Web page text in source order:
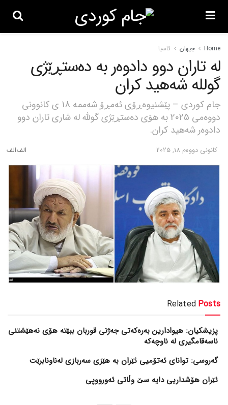
Home جیهان ئاسیا
لە تاران دوو دادوەر بە دەستڕێژی
گوللە شەهید کران
جام کوردی – پێشنیوەڕۆی ئەمڕۆ شەممە 18 ی کانوونی
دووەمی 2025 بە هۆی دەستڕێژی گوللە لە شاری تاران دوو
دادوەر شەهید کران.
كانونی دووه‌م 18, 2025
Related Posts
پزیشکیان: هیوادارین بەرەکەتی جەژنی قوربان ببێتە هۆی نەهێشتنی
ناسەقامگیری لە ناوچەکە
گەروسی: توانای ئەتۆمیی ئێران بە هێزی سەربازی لەناونابرێت
ئێران هۆشداریی دایە سێ وڵاتی ئەورووپی